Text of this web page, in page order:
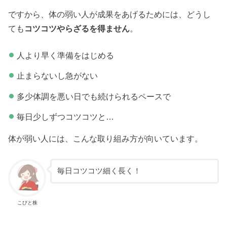
ですから、体の弱い人が成果をあげるためには、どうし
ても コツコツやらざるを得ません。
人より早く準備をはじめる
止まらないし急がない
多少体調を悪い日でも続けられるペースで
毎日少しずつコツコツと…
体が弱い人には、こんな取り組み方が向いています。
こびと株
毎日コツコツ細く長く！